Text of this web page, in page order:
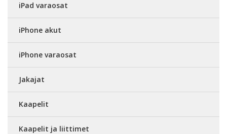
iPad varaosat
iPhone akut
iPhone varaosat
Jakajat
Kaapelit
Kaapelit ja liittimet